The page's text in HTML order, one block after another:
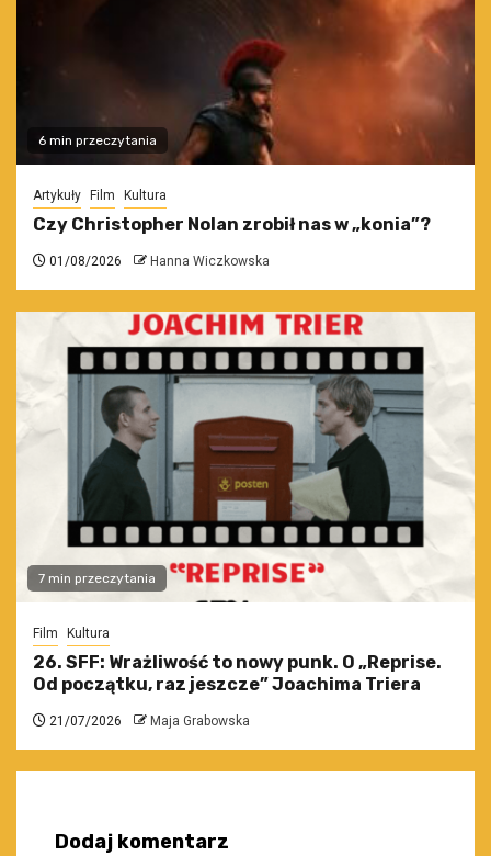
6 min przeczytania
Artykuły Film Kultura
Czy Christopher Nolan zrobił nas w „konia”?
01/08/2026 Hanna Wiczkowska
7 min przeczytania
Film Kultura
26. SFF: Wrażliwość to nowy punk. O „Reprise.
Od początku, raz jeszcze” Joachima Triera
21/07/2026 Maja Grabowska
Dodaj komentarz